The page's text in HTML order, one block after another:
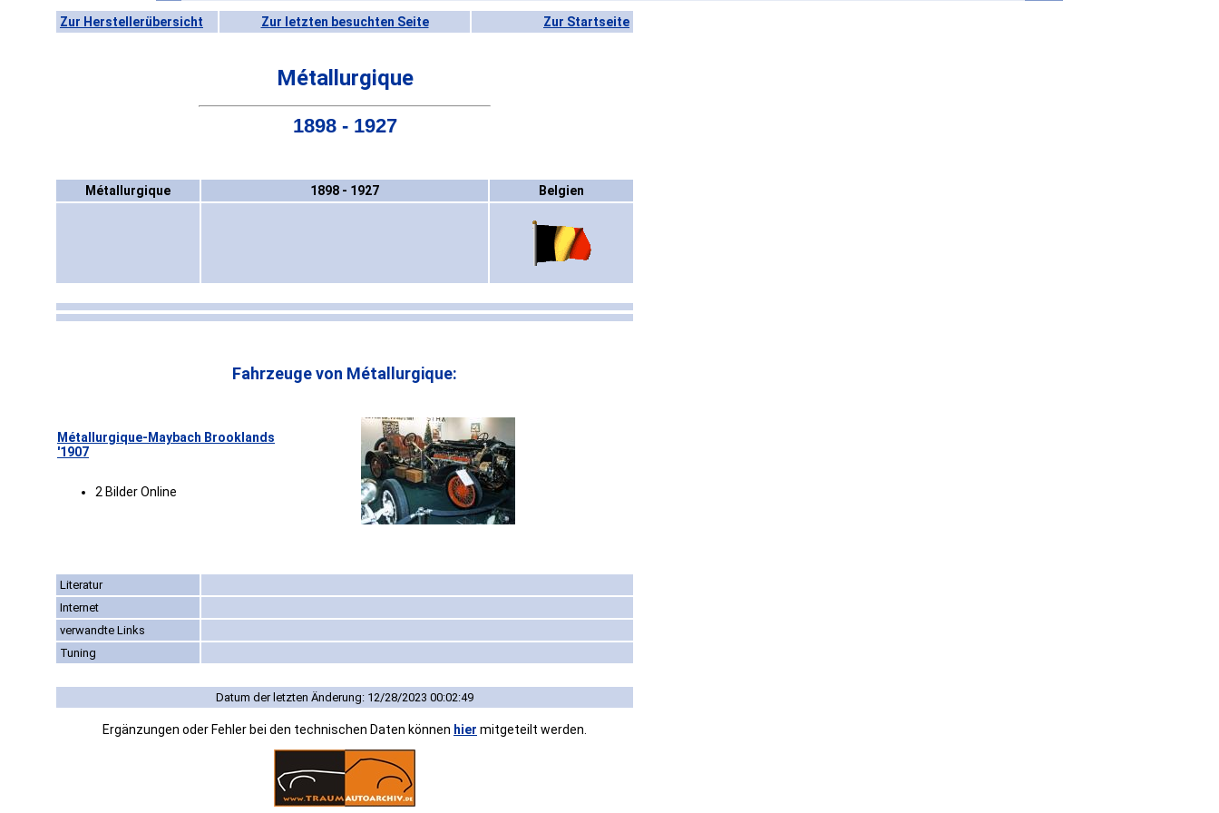
Zur Herstellerübersicht Zur letzten besuchten Seite Zur Startseite
Métallurgique
1898 - 1927
Métallurgique 1898 - 1927 Belgien
Fahrzeuge von Métallurgique:
Métallurgique-Maybach Brooklands
'1907
2 Bilder Online
Literatur
Internet
verwandte Links
Tuning
Datum der letzten Änderung: 12/28/2023 00:02:49
Ergänzungen oder Fehler bei den technischen Daten können hier mitgeteilt werden.